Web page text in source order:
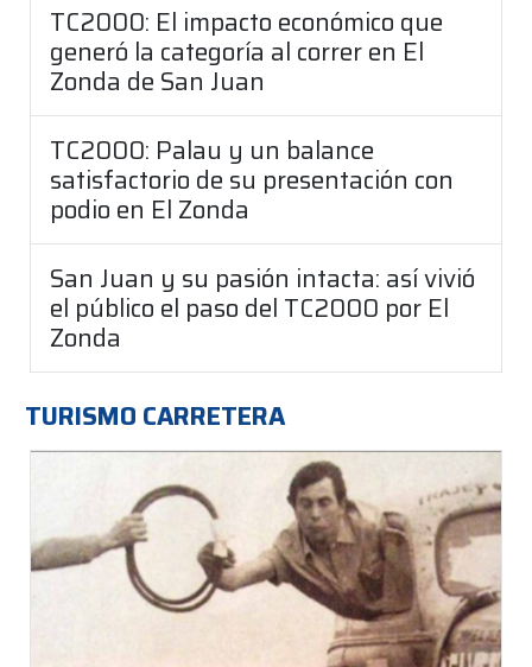
TC2000: El impacto económico que
generó la categoría al correr en El
Zonda de San Juan
TC2000: Palau y un balance
satisfactorio de su presentación con
podio en El Zonda
San Juan y su pasión intacta: así vivió
el público el paso del TC2000 por El
Zonda
TURISMO CARRETERA